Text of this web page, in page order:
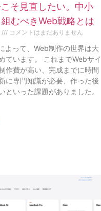
そ見直したい。中小
むべきWeb戦略とは
コメントはまだありません
よって、Web制作の世界は大
ています。 これまでWebサイ
作費が高い、完成までに時間
に専門知識が必要、作った後
といった課題がありました。